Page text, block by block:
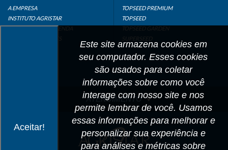
Aceitar!
Este site armazena cookies em
seu computador. Esses cookies
são usados para coletar
informações sobre como você
interage com nosso site e nos
permite lembrar de você. Usamos
essas informações para melhorar e
personalizar sua experiência e
para análises e métricas sobre
A EMPRESA
INSTITUTO AGRISTAR
DISTRIBUIDOR/REVENDA
LINKS IMPORTANTES
TOPSEED PREMIUM
TOPSEED
TOPSEED GARDEN
SUPERSEED
ATENDIMENTO
CADASTRO